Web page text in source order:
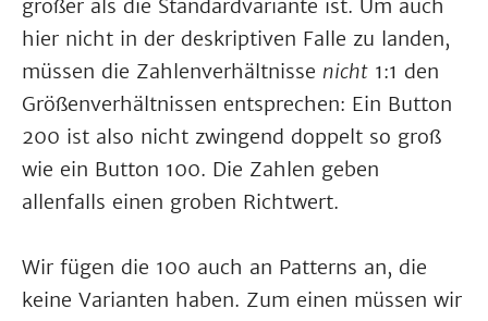
größer als die Standardvariante ist. Um auch
hier nicht in der deskriptiven Falle zu landen,
müssen die Zahlenverhältnisse nicht 1:1 den
Größenverhältnissen entsprechen: Ein Button
200 ist also nicht zwingend doppelt so groß
wie ein Button 100. Die Zahlen geben
allenfalls einen groben Richtwert.
Wir fügen die 100 auch an Patterns an, die
keine Varianten haben. Zum einen müssen wir